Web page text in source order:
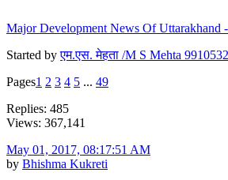
Major Development News Of
Started byएम.एस. मेहता /M S Mehta
Pages1 2 3 4 5 ... 49
Replies: 485
Views: 367,141
May 01, 2017, 08:17:51 AM
by Bhishma Kukreti